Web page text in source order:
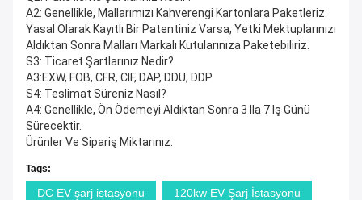
A2: Genellikle, Mallarımızı Kahverengi Kartonlara Paketleriz.
Yasal Olarak Kayıtlı Bir Patentiniz Varsa, Yetki Mektuplarınızı
Aldıktan Sonra Malları Markalı Kutularınıza Paketebiliriz.
S3: Ticaret Şartlarınız Nedir?
A3:EXW, FOB, CFR, CIF, DAP, DDU, DDP
S4: Teslimat Süreniz Nasıl?
A4: Genellikle, Ön Ödemeyi Aldıktan Sonra 3 Ila 7 Iş Günü
Sürecektir.
Ürünler Ve Sipariş Miktarınız.
Tags:
DC EV şarj istasyonu 120kw EV Şarj İstasyonu